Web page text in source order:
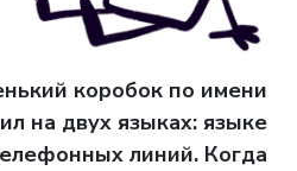
коробок по имени
на двух языках: языке
линий. Когда